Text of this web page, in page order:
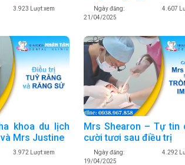
3.923 Lượt xem
Ngày đăng:
21/04/2025
4.607
khoa du lịch
Mrs Justine
3.972 Lượt xem
Mrs Shearon – Tự tin
cười tươi sau điều trị
Ngày đăng:
19/04/2025
4.292